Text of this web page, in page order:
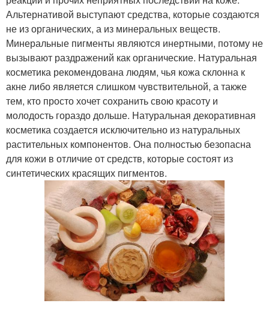
Альтернативой выступают средства, которые создаются
не из органических, а из минеральных веществ.
Минеральные пигменты являются инертными, потому не
вызывают раздражений как органические. Натуральная
косметика рекомендована людям, чья кожа склонна к
акне либо является слишком чувствительной, а также
тем, кто просто хочет сохранить свою красоту и
молодость гораздо дольше. Натуральная декоративная
косметика создается исключительно из натуральных
растительных компонентов. Она полностью безопасна
для кожи в отличие от средств, которые состоят из
синтетических красящих пигментов.